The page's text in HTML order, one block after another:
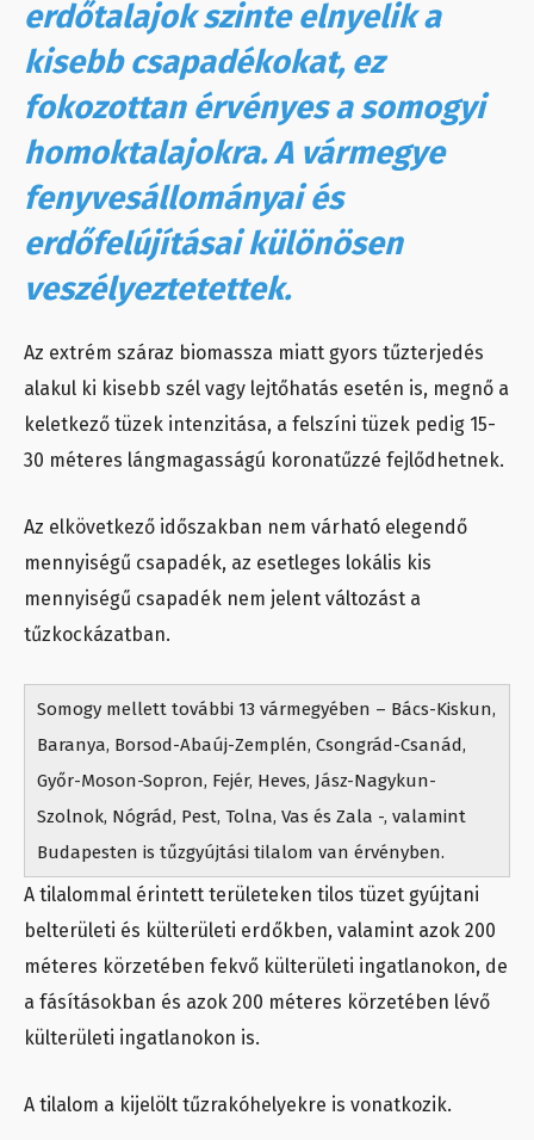
erdőtalajok szinte elnyelik a
kisebb csapadékokat, ez
fokozottan érvényes a somogyi
homoktalajokra. A vármegye
fenyvesállományai és
erdőfelújításai különösen
veszélyeztetettek.
Az extrém száraz biomassza miatt gyors tűzterjedés
alakul ki kisebb szél vagy lejtőhatás esetén is, megnő a
keletkező tüzek intenzitása, a felszíni tüzek pedig 15-
30 méteres lángmagasságú koronatűzzé fejlődhetnek.
Az elkövetkező időszakban nem várható elegendő
mennyiségű csapadék, az esetleges lokális kis
mennyiségű csapadék nem jelent változást a
tűzkockázatban.
Somogy mellett további 13 vármegyében – Bács-Kiskun,
Baranya, Borsod-Abaúj-Zemplén, Csongrád-Csanád,
Győr-Moson-Sopron, Fejér, Heves, Jász-Nagykun-
Szolnok, Nógrád, Pest, Tolna, Vas és Zala -, valamint
Budapesten is tűzgyújtási tilalom van érvényben.
A tilalommal érintett területeken tilos tüzet gyújtani
belterületi és külterületi erdőkben, valamint azok 200
méteres körzetében fekvő külterületi ingatlanokon, de
a fásításokban és azok 200 méteres körzetében lévő
külterületi ingatlanokon is.
A tilalom a kijelölt tűzrakóhelyekre is vonatkozik.